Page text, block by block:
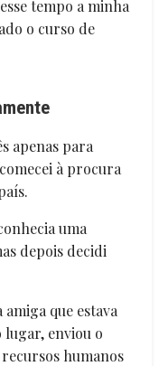
tempo a minha
o curso de
apenas para
à procura
uma
depois decidi
que estava
enviou o
humanos